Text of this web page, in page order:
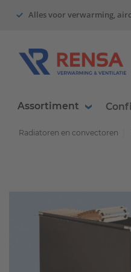
Alles voor verwarming,
Assortiment
Radiatoren en convectoren